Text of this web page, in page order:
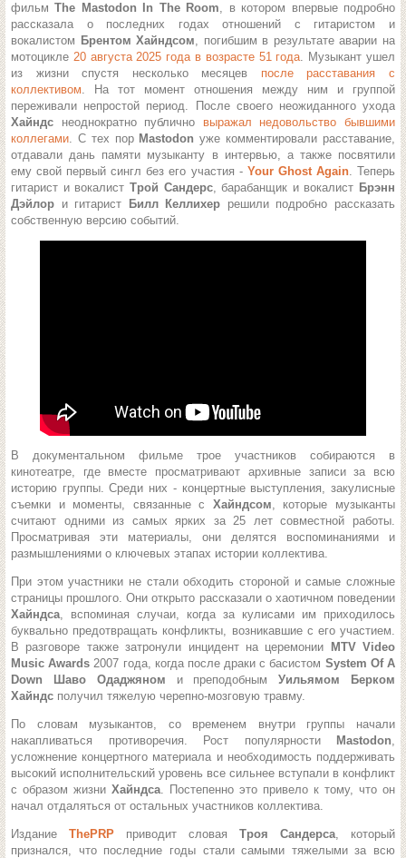
фильмThe Mastodon In The Room, в котором впервые подробно
рассказала о последних годах отношений с гитаристом и
вокалистом Брентом Хайндсом, погибшим в результате аварии на
мотоцикле 20 августа 2025 года в возрасте 51 года. Музыкант ушел
из жизни спустя несколько месяцев после расставания с
коллективом. На тот момент отношения между ним и группой
переживали непростой период. После своего неожиданного ухода
Хайндс неоднократно публично выражал недовольство бывшими
коллегами. С тех пор Mastodon уже комментировали расставание,
отдавали дань памяти музыканту в интервью, а также посвятили
ему свой первый сингл без его участия - Your Ghost Again. Теперь
гитарист и вокалист Трой Сандерс, барабанщик и вокалист Брэнн
Дэйлор и гитарист Билл Келлихер решили подробно рассказать
собственную версию событий.
В документальном фильме трое участников собираются в
кинотеатре, где вместе просматривают архивные записи за всю
историю группы. Среди них - концертные выступления, закулисные
съемки и моменты, связанные с Хайндсом, которые музыканты
считают одними из самых ярких за 25 лет совместной работы.
Просматривая эти материалы, они делятся воспоминаниями и
размышлениями о ключевых этапах истории коллектива.
При этом участники не стали обходить стороной и самые сложные
страницы прошлого. Они открыто рассказали о хаотичном поведении
Хайндса, вспоминая случаи, когда за кулисами им приходилось
буквально предотвращать конфликты, возникавшие с его участием.
В разговоре также затронули инцидент на церемонии
MTV Video
Music Awards 2007 года, когда после драки с басистом System Of A
Down
Шаво Одаджяном и преподобнымУильямом Берком
Хайндс получил тяжелую черепно-мозговую травму.
По словам музыкантов, со временем внутри группы начали
накапливаться противоречия. Рост популярности
Mastodon,
усложнение концертного материала и необходимость поддерживать
высокий исполнительский уровень все сильнее вступали в конфликт
с образом жизни Хайндса. Постепенно это привело к тому, что он
начал отдаляться от остальных участников коллектива.
Издание ThePRP приводит словая Троя Сандерса, который
признался, что последние годы стали самыми тяжелыми за всю